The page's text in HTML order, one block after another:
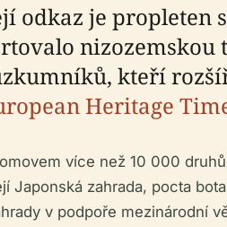
odkaz je propleten
kteří
Heritage
více než 10 000
Japonská zahrada, pocta
v podpoře mezinárodní